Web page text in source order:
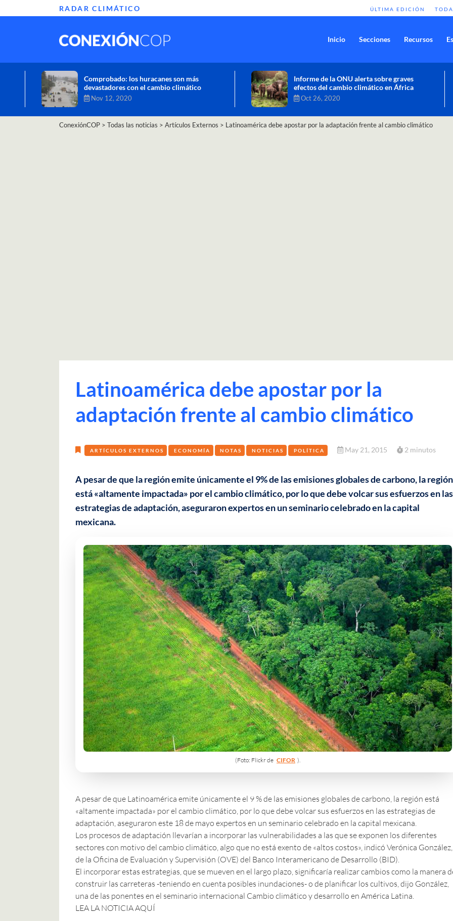
RADAR CLIMÁTICO ÚLTIMA EDICIÓN
Inicio Secciones Recursos
Informe de la ONU alerta sobre graves
efectos del cambio climático en África
Oct 26, 2020
Comisión de Alto Nivel de Cambio
Climático aprueba nueva ambición
climática del Perú
Dic 16, 2020
ConexiónCOP > Todas las noticias > Artículos Externos > Latinoamérica debe apostar por la adaptación frente al cambio climático
Latinoamérica debe apostar por la
adaptación frente al cambio climático
ARTÍCULOS EXTERNOS ECONOMÍA NOTAS NOTICIAS POLÍTICA May 21, 2015 2 minutos
A pesar de que la región emite únicamente el 9% de las emisiones globales de carbono, la región
está «altamente impactada» por el cambio climático, por lo que debe volcar sus esfuerzos en las
estrategias de adaptación, aseguraron expertos en un seminario celebrado en la capital
mexicana.
(Foto: Flickr de CIFOR ).
A pesar de que Latinoamérica emite únicamente el 9 % de las emisiones globales de carbono, la región está
«altamente impactada» por el cambio climático, por lo que debe volcar sus esfuerzos en las estrategias de
adaptación, aseguraron este 18 de mayo expertos en un seminario celebrado en la capital mexicana.
Los procesos de adaptación llevarían a incorporar las vulnerabilidades a las que se exponen los diferentes
sectores con motivo del cambio climático, algo que no está exento de «altos costos», indicó Verónica González,
de la Oficina de Evaluación y Supervisión (OVE) del Banco Interamericano de Desarrollo (BID).
El incorporar estas estrategias, que se mueven en el largo plazo, significaría realizar cambios como la manera
construir las carreteras -teniendo en cuenta posibles inundaciones- o de planificar los cultivos, dijo González,
una de las ponentes en el seminario internacional Cambio climático y desarrollo en América Latina.
LEA LA NOTICIA AQUÍ